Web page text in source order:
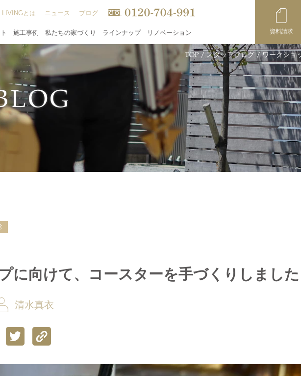
LIVINGとは ニュース ブログ
施工事例 私たちの家づくり ラインナップ リノベーション 資料請求
LOG
TOP / スタッフブログ /ワークショ
に向けて、コースターを手づくりしました
清水真衣